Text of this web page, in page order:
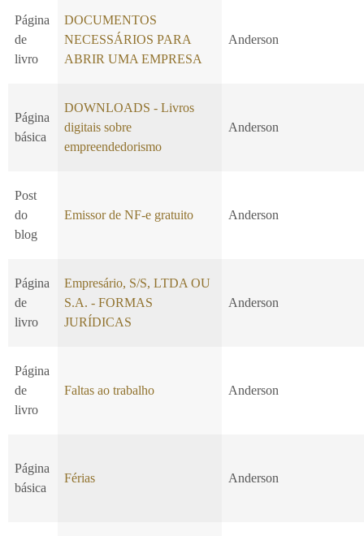
Página
de
livro
DOCUMENTOS
NECESSÁRIOS PARA
ABRIR UMA EMPRESA
Anderson
Página
básica
DOWNLOADS - Livros
digitais sobre
empreendedorismo
Anderson
Post
do
blog
Emissor de NF-e gratuito Anderson
Página
de
livro
Empresário, S/S, LTDA OU
S.A. - FORMAS
JURÍDICAS
Anderson
Página
de
livro
Faltas ao trabalho Anderson
Página
básica
Férias Anderson